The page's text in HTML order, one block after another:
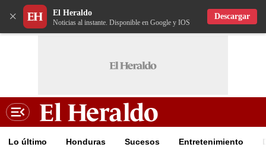
× El Heraldo
Noticias al instante. Disponible en Google y IOS
Descargar
Lo último Honduras Sucesos Entretenimiento